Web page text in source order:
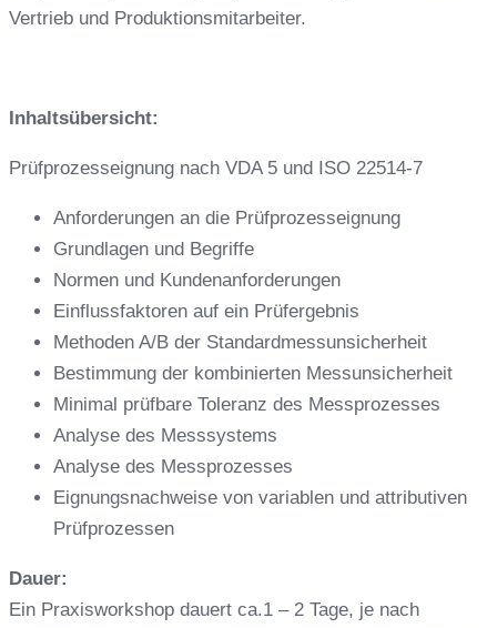
Vertrieb und Produktionsmitarbeiter.
Inhaltsübersicht:
Prüfprozesseignung nach VDA 5 und ISO 22514-7
Anforderungen an die Prüfprozesseignung
Grundlagen und Begriffe
Normen und Kundenanforderungen
Einflussfaktoren auf ein Prüfergebnis
Methoden A/B der Standardmessunsicherheit
Bestimmung der kombinierten Messunsicherheit
Minimal prüfbare Toleranz des Messprozesses
Analyse des Messsystems
Analyse des Messprozesses
Eignungsnachweise von variablen und attributiven
Prüfprozessen
Dauer:
Ein Praxisworkshop dauert ca.1 – 2 Tage, je nach